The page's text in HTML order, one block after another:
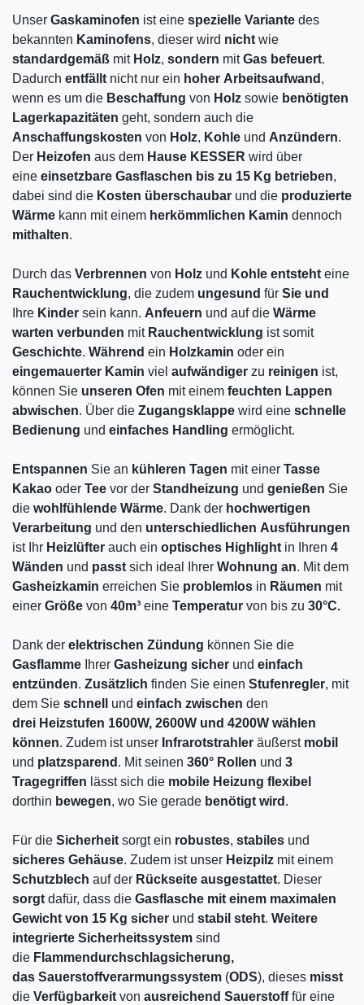
Unser Gaskaminofen ist eine spezielle Variante des
bekannten Kaminofens, dieser wird nicht wie
standardgemäß mit Holz, sondern mitGas befeuert.
Dadurch entfällt nicht nur ein hoher Arbeitsaufwand ,
wenn es um die Beschaffung von Holz sowie benötigten
Lagerkapazitäten geht, sondern auch die
Anschaffungskosten von Holz, Kohle und Anzündern.
Der Heizofen aus dem Hause KESSER wird über
eine einsetzbare Gasflaschen bis zu 15 Kg betrieben,
dabei sind die Kosten überschaubar und die produzierte
Wärme kann mit einem herkömmlichen Kamin dennoch
mithalten.
Durch das Verbrennen von Holz und Kohle entsteht eine
Rauchentwicklung, die zudem ungesund für Sie und
Ihre Kinder sein kann. Anfeuern und auf die Wärme
warten verbunden mit Rauchentwicklung ist somit
Geschichte. Während ein Holzkamin oder ein
eingemauerter Kamin viel aufwändiger zu reinigen ist,
können Sie unseren Ofen mit einem feuchten Lappen
abwischen. Über die Zugangsklappe wird eine schnelle
Bedienung und einfaches Handling ermöglicht.
Entspannen Sie an kühleren Tagen mit einer Tasse
Kakao oder Tee vor der Standheizung und genießen Sie
die wohlfühlende Wärme. Dank der hochwertigen
Verarbeitung und den unterschiedlichen Ausführungen
ist Ihr Heizlüfter auch ein optisches Highlight in Ihren 4
Wänden und passt sich ideal Ihrer Wohnung an. Mit dem
Gasheizkamin erreichen Sie problemlos in Räumen mit
einer Größe von 40m³ eine Temperatur von bis zu 30°C.
Dank der elektrischen Zündung können Sie die
Gasflamme Ihrer Gasheizung sicher und einfach
entzünden. Zusätzlich finden Sie einen Stufenregler, mit
dem Sie schnell und einfach zwischen den
drei Heizstufen 1600W, 2600W und 4200W wählen
können. Zudem ist unser Infrarotstrahler äußerst mobil
und platzsparend . Mit seinen 360° Rollen und 3
Tragegriffen lässt sich die mobile Heizung flexibel
dorthin bewegen, wo Sie gerade benötigt wird .
Für die Sicherheit sorgt ein robustes, stabiles und
sicheres Gehäuse. Zudem ist unser Heizpilz mit einem
Schutzblech auf der Rückseite ausgestattet. Dieser
sorgt dafür, dass die Gasflasche mit einem maximalen
Gewicht von 15 Kg sicher und stabil steht. Weitere
integrierte Sicherheitssystem sind
die Flammendurchschlagsicherung,
das Sauerstoffverarmungssystem (ODS), dieses misst
die Verfügbarkeit von ausreichend Sauerstofffür eine